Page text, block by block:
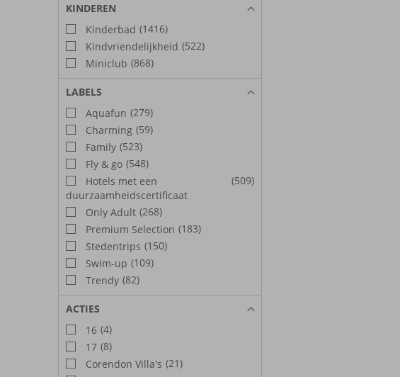
KINDEREN
Kinderbad (1416)
Kindvriendelijkheid (522)
Miniclub (868)
LABELS
Aquafun (279)
Charming (59)
Family (523)
Fly & go (548)
Hotels met een
duurzaamheidscertificaat
(509)
Only Adult (268)
Premium Selection (183)
Stedentrips (150)
Swim-up (109)
Trendy (82)
ACTIES
16 (4)
17 (8)
Corendon Villa's (21)